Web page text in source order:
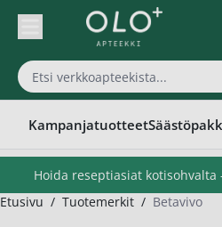
Skip to Content
Kampanjatuotteet
Hoida reseptiasiat kotisohvalta
Etusivu / Tuotemerkit / Betavivo